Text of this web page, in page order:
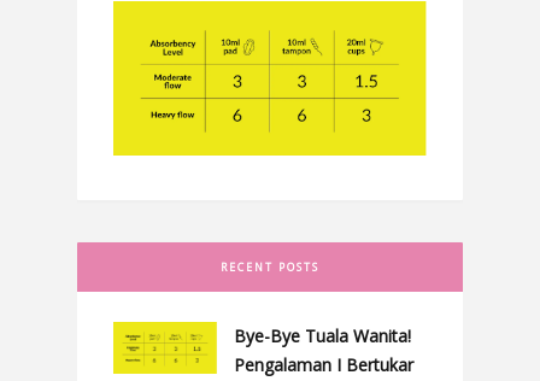
RECENT POSTS
Bye-Bye Tuala Wanita!
Pengalaman I Bertukar